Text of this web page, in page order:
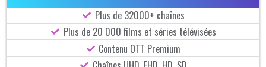
Plus de 32000+ chaînes
Plus de 20 000 films et séries télévisées
Contenu OTT Premium